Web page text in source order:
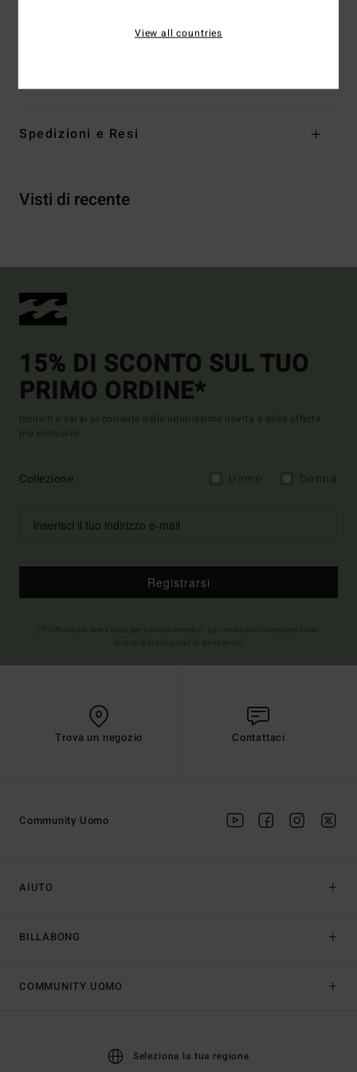
Spedizioni e Resi
Visti di recente
15% DI SCONTO SUL TUO
PRIMO ORDINE*
Iscriviti e sarai al corrente delle ultimissime novità e delle offerte
più esclusive.
Collezione
Registrarsi
Trova un negozio Contattaci
AIUTO
BILLABONG
Community Uomo
COMMUNITY UOMO
Seleziona la tua regione
View all countries